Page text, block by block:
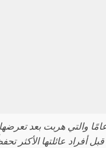
عن دوسكي آزاد، الشابة الكردية العراقية التي تبلغ
عائلتها الأكثر